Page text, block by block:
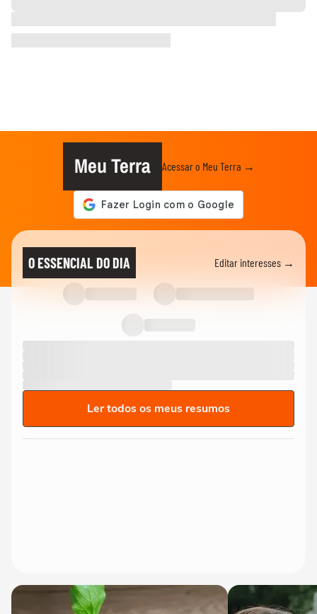
Meu Terra Acessar o Meu Terra →
O ESSENCIAL DO DIA Editar interesses →
Ler todos os meus resumos